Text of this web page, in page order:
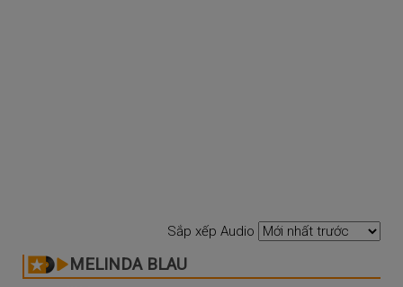
Sắp xếp Audio
MELINDA BLAU